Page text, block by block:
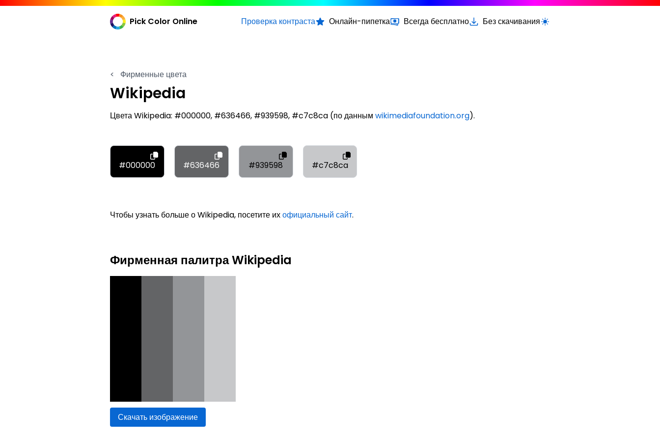
Pick Color Online Проверка контраста Онлайн-пипетка Всегда бесплатно Без скачиванияПереключить светлую/тёмную тему
< Фирменные цвета
Wikipedia
Цвета Wikipedia: #000000, #636466, #939598, #c7c8ca (по данным wikimediafoundation.org).
#000000 #636466 #939598 #c7c8ca
Чтобы узнать больше о Wikipedia, посетите ихофициальный сайт.
Фирменная палитра Wikipedia
Скачать изображение